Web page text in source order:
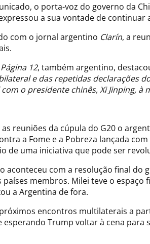
o porta-voz do governo da
a sua vontade de
com o jornal argentino Clarín, a
Página 12, também argentino,
e das repetidas declarações
o presidente chinês, Xi Jinping, à
reuniões da cúpula do G20 o
a Fome e a Pobreza lançada
de uma iniciativa que pode ser
aconteceu com a resolução final do
países membros. Milei teve o espaço
a Argentina de fora.
encontros multilaterais a
esperando Trump voltar à cena para